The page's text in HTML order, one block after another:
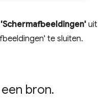
'Schermafbeeldingen' uit
te sluiten.
bron.